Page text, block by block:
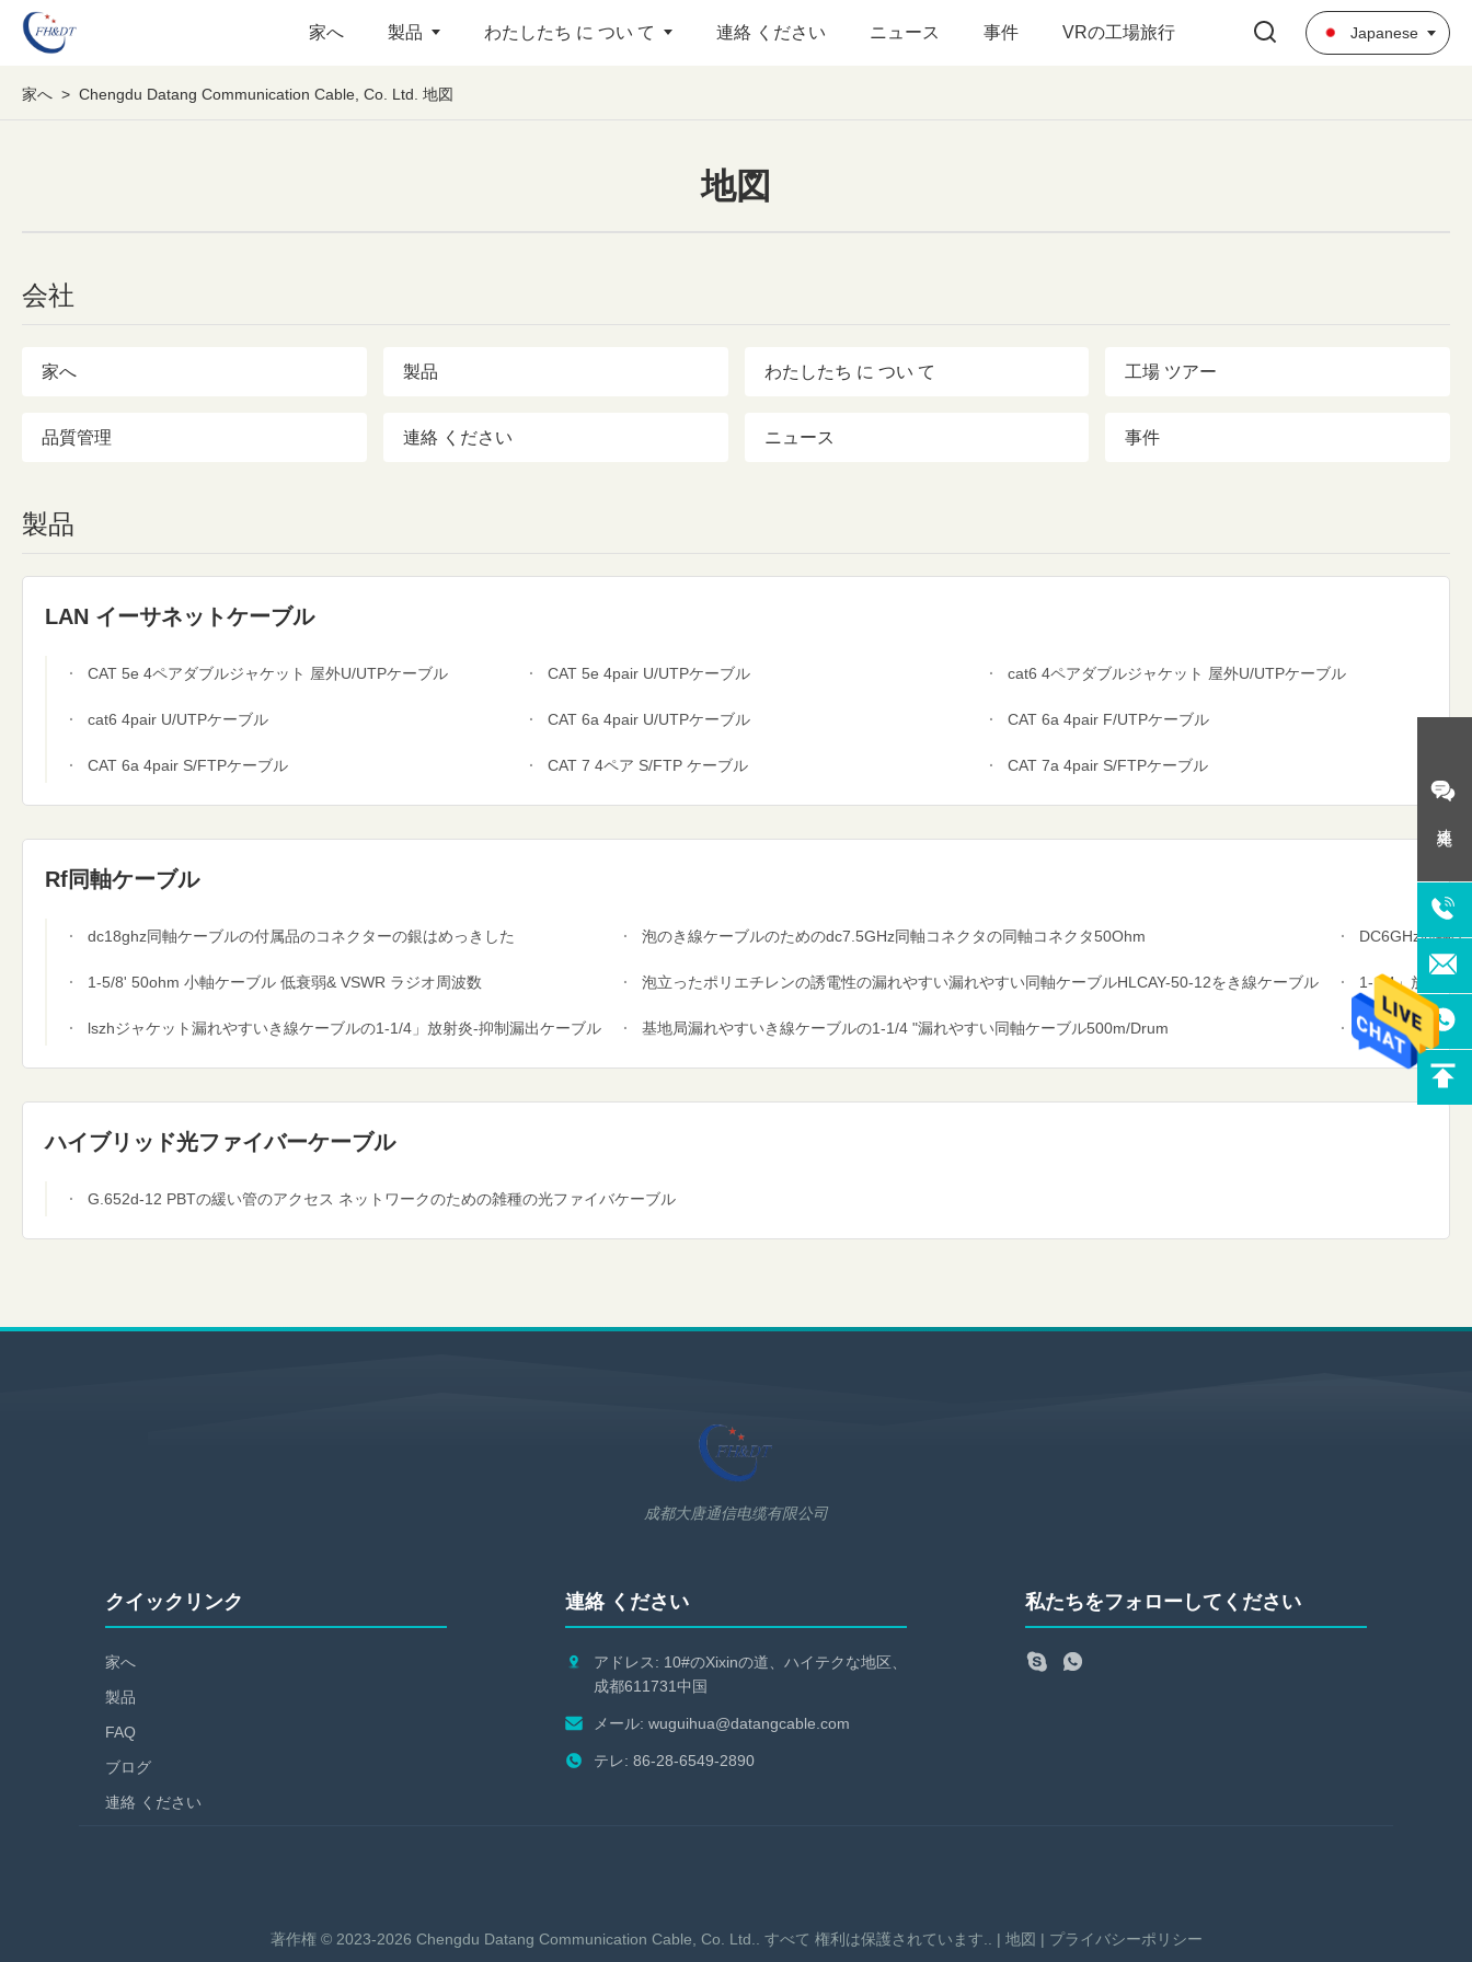
家へ 製品 わたしたち に つい て 連絡 ください ニュース 事件 VRの工場旅行 Japanese
家へ > Chengdu Datang Communication Cable, Co. Ltd. 地図
地図
会社
家へ 製品 わたしたち に つい て 工場 ツアー
品質管理 連絡 ください ニュース 事件
製品
LAN イーサネットケーブル
CAT 5e 4ペアダブルジャケット 屋外U/UTPケーブル CAT 5e 4pair U/UTPケーブル cat6 4ペアダブルジャケット 屋外U/UTPケーブル
cat6 4pair U/UTPケーブル CAT 6a 4pair U/UTPケーブル CAT 6a 4pair F/UTPケーブル
CAT 6a 4pair S/FTPケーブル CAT 7 4ペア S/FTP ケーブル CAT 7a 4pair S/FTPケーブル
Rf同軸ケーブル
dc18ghz同軸ケーブルの付属品のコネクターの銀はめっきした 泡のき線ケーブルのためのdc7.5GHz同軸コネクタの同軸コネクタ50Ohm DC6GHz同軸
1-5/8' 50ohm 小軸ケーブル 低衰弱& VSWR ラジオ周波数 泡立ったポリエチレンの誘電性の漏れやすい漏れやすい同軸ケーブルHLCAY-50-12をき線ケーブル 1-1/4」放射炎-
lszhジャケット漏れやすいき線ケーブルの1-1/4」放射炎-抑制漏出ケーブル 基地局漏れやすいき線ケーブルの1-1/4 "漏れやすい同軸ケーブル500m/Drum 銅管50オームの
ハイブリッド光ファイバーケーブル
G.652d-12 PBTの緩い管のアクセス ネットワークのための雑種の光ファイバケーブル
成都大唐通信电缆有限公司
クイックリンク
家へ
製品
FAQ
ブログ
連絡 ください
連絡 ください
アドレス: 10#のXixinの道、ハイテクな地区、
成都611731中国
メール: wuguihua@datangcable.com
テレ: 86-28-6549-2890
私たちをフォローしてください
著作権 © 2023-2026 Chengdu Datang Communication Cable, Co. Ltd. . すべて 権利は保護されています.. | 地図 | プライバシーポリシー